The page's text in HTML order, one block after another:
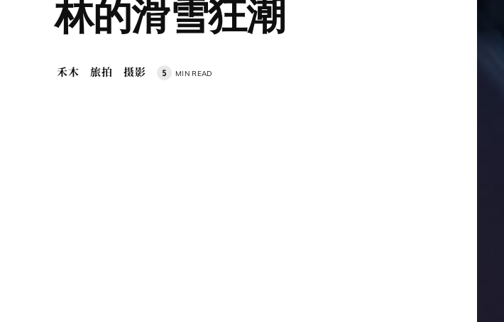
林的滑雪狂潮
禾木 旅拍 摄影 5 MIN READ